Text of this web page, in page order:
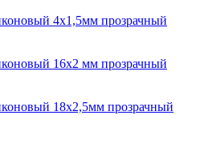
4х1,5мм прозрачный
16х2 мм прозрачный
18х2,5мм прозрачный